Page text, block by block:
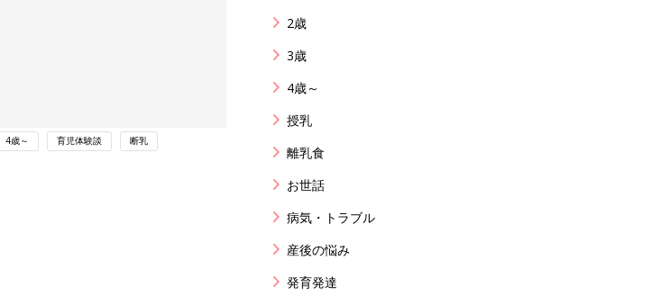
4歳～ 育児体験談 断乳
2歳
3歳
4歳～
授乳
離乳食
お世話
病気・トラブル
産後の悩み
発育発達